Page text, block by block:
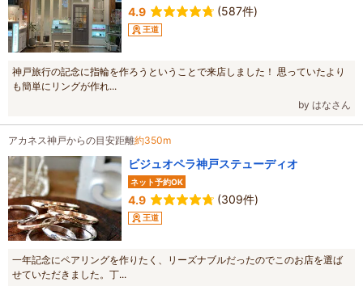
4.9 (587件)
王道
神戸旅行の記念に指輪を作ろうということで来店しました！ 思っていたより
も簡単にリングが作れ...
by はなさん
アカネス神戸からの目安距離約350m
ビジュオペラ神戸ステューディオ
ネット予約OK
4.9 (309件)
王道
一年記念にペアリングを作りたく、リーズナブルだったのでこのお店を選ば
せていただきました。丁...